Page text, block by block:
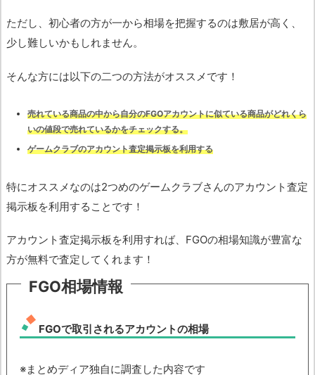
ただし、初心者の方が一から相場を把握するのは敷居が高く、
少し難しいかもしれません。
そんな方には以下の二つの方法がオススメです！
売れている商品の中から自分のFGOアカウントに似ている商品がどれくら
いの値段で売れているかをチェックする。
ゲームクラブのアカウント査定掲示板を利用する
特にオススメなのは2つめのゲームクラブさんのアカウント査定
掲示板を利用することです！
アカウント査定掲示板を利用すれば、FGOの相場知識が豊富な
方が無料で査定してくれます！
FGO相場情報
FGOで取引されるアカウントの相場
※まとめディア独自に調査した内容です